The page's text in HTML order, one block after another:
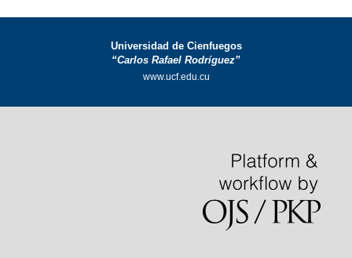
Universidad de Cienfuegos
“Carlos Rafael Rodríguez”
www.ucf.edu.cu